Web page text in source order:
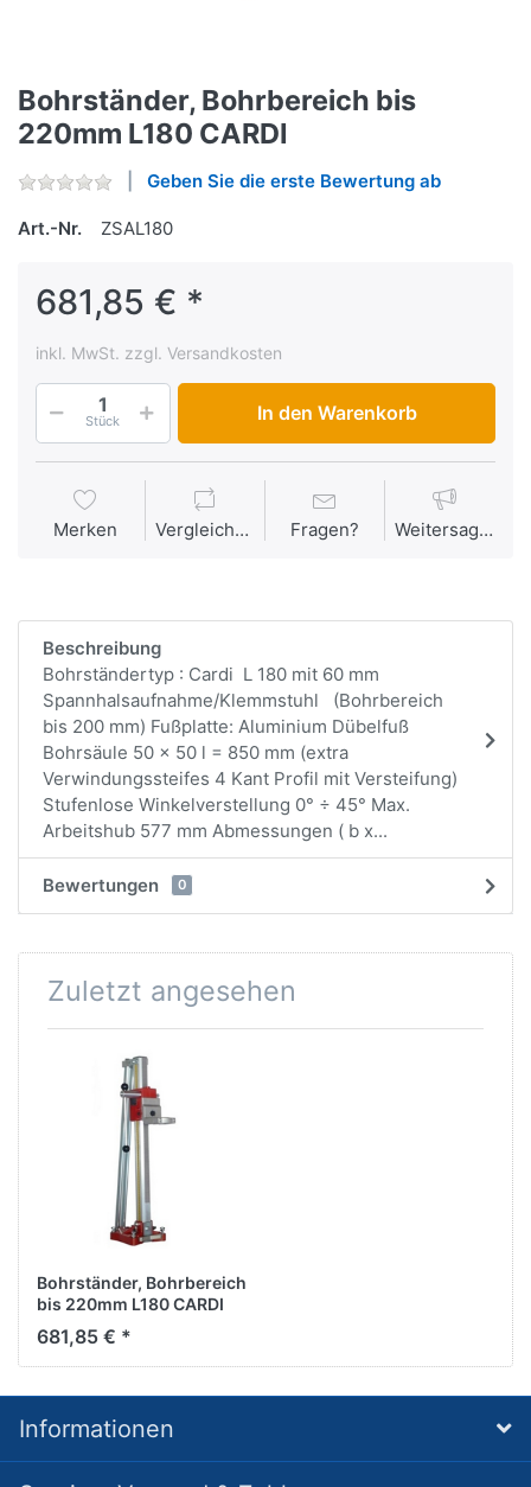
Bohrständer, Bohrbereich bis
220mm L180 CARDI
Geben Sie die erste Bewertung ab
Art.-Nr. ZSAL180
681,85 € *
inkl. MwSt. zzgl. Versandkosten
Stück In den Warenkorb
Merken Vergleichen Fragen? Weitersagen
Beschreibung
Bohrständertyp : Cardi L 180 mit 60 mm
Spannhalsaufnahme/Klemmstuhl (Bohrbereich
bis 200 mm) Fußplatte: Aluminium Dübelfuß
Bohrsäule 50 x 50 l = 850 mm (extra
Verwindungssteifes 4 Kant Profil mit Versteifung)
Stufenlose Winkelverstellung 0° ÷ 45° Max.
Arbeitshub 577 mm Abmessungen ( b x...
Bewertungen 0
Zuletzt angesehen
Bohrständer, Bohrbereich
bis 220mm L180 CARDI
681,85 € *
Informationen